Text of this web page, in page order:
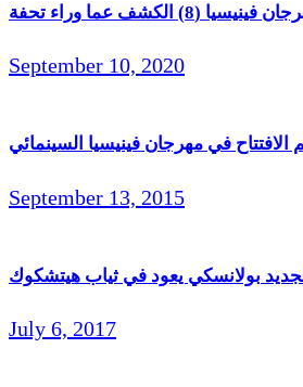
September 10, 2020
الافتتاح في مهرجان فينيسيا السينمائي
September 13, 2015
بولانسكي يعود في ثياب هيتشكوك
July 6, 2017